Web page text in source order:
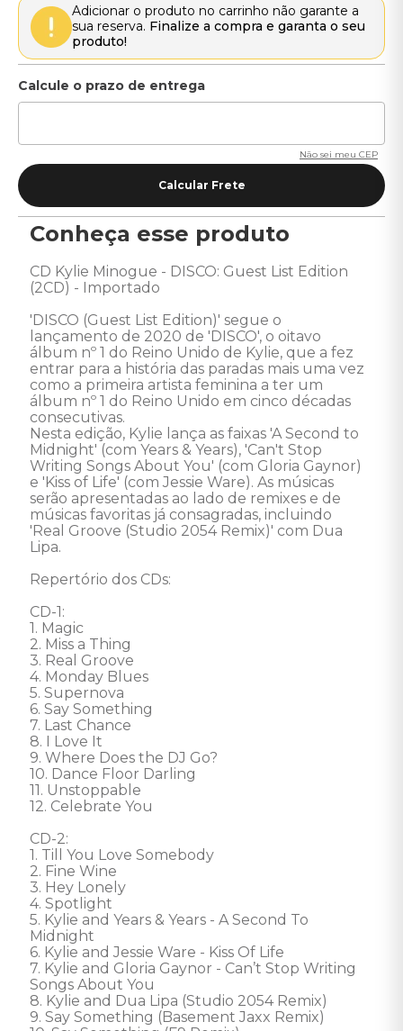
Adicionar o produto no carrinho não garante a
sua reserva. Finalize a compra e garanta o seu
produto!
Não sei meu CEP
Conheça esse produto
CD Kylie Minogue - DISCO: Guest List Edition
(2CD) - Importado
'DISCO (Guest List Edition)' segue o
lançamento de 2020 de 'DISCO', o oitavo
álbum nº 1 do Reino Unido de Kylie, que a fez
entrar para a história das paradas mais uma vez
como a primeira artista feminina a ter um
álbum nº 1 do Reino Unido em cinco décadas
consecutivas.
Nesta edição, Kylie lança as faixas 'A Second to
Midnight' (com Years & Years), 'Can't Stop
Writing Songs About You' (com Gloria Gaynor)
e 'Kiss of Life' (com Jessie Ware). As músicas
serão apresentadas ao lado de remixes e de
músicas favoritas já consagradas, incluindo
'Real Groove (Studio 2054 Remix)' com Dua
Lipa.
Repertório dos CDs:
CD-1:
1. Magic
2. Miss a Thing
3. Real Groove
4. Monday Blues
5. Supernova
6. Say Something
7. Last Chance
8. I Love It
9. Where Does the DJ Go?
10. Dance Floor Darling
11. Unstoppable
12. Celebrate You
CD-2:
1. Till You Love Somebody
2. Fine Wine
3. Hey Lonely
4. Spotlight
5. Kylie and Years & Years - A Second To
Midnight
6. Kylie and Jessie Ware - Kiss Of Life
7. Kylie and Gloria Gaynor - Can’t Stop Writing
Songs About You
8. Kylie and Dua Lipa (Studio 2054 Remix)
9. Say Something (Basement Jaxx Remix)